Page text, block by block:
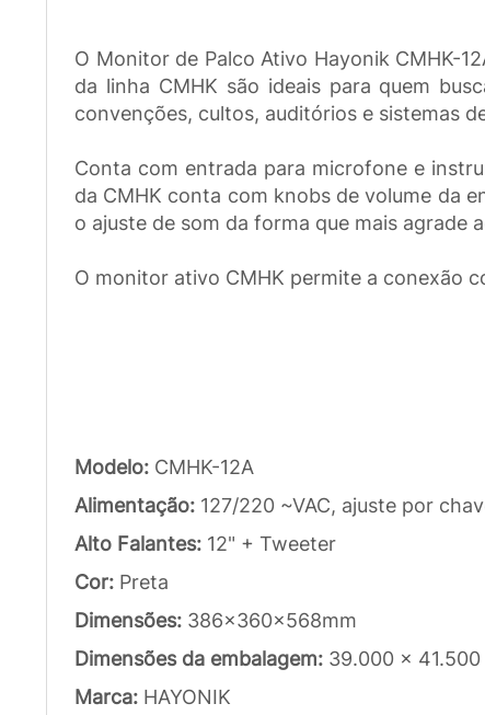
O Monitor de Palco Ativo Hayonik CMHK-
da linha CMHK são ideais para quem
convenções, cultos, auditórios e sistemas
Conta com entrada para microfone e
da CMHK conta com knobs de volume da
o ajuste de som da forma que mais agrade
O monitor ativo CMHK permite a conexão
Modelo: CMHK-12A
Alimentação: 127/220 ~VAC, ajuste por
Alto Falantes: 12" + Tweeter
Cor: Preta
Dimensões: 386x360x568mm
Dimensões da embalagem: 39.000 x
Marca: HAYONIK